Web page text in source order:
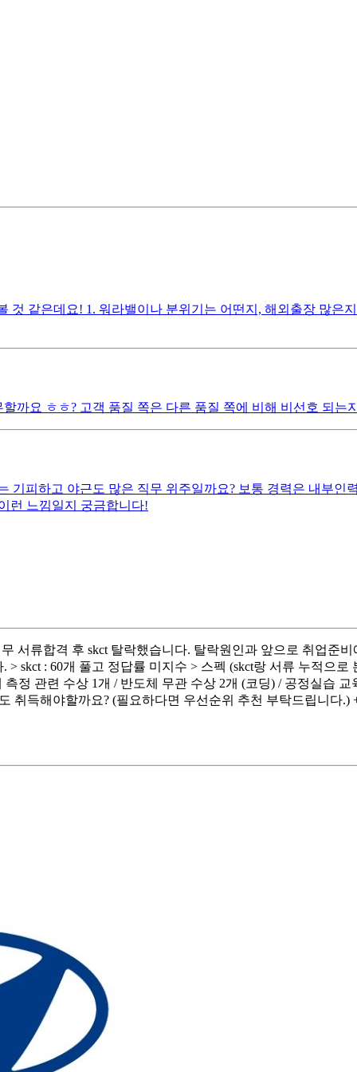
것 같은데요! 1. 워라밸이나 분위기는 어떤지, 해외출장 많은
까요 ㅎㅎ? 고객 품질 쪽은 다른 품질 쪽에 비해 비선호 되는
기피하고 야근도 많은 직무 위주일까요? 보통 경력은 내부
런 느낌일지 궁금합니다!
서류합격 후 skct 탈락했습니다. 탈락원인과 앞으로 취업준
skct : 60개 풀고 정답률 미지수 > 스펙 (skct랑 서류 누적으
정 관련 수상 1개 / 반도체 무관 수상 2개 (코딩) / 공정실습
취득해야할까요? (필요하다면 우선순위 추천 부탁드립니다